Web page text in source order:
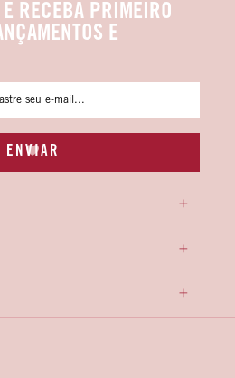
E RECEBA PRIMEIRO
E